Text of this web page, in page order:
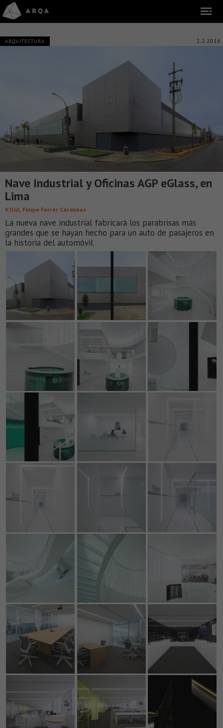
ARQUITECTURA 2.2.2016
Nave Industrial y Oficinas AGP eGlass, en
Lima
V.Oid, Felipe Ferrer Cárdenas
La nueva nave industrial fabricará los parabrisas más
grandes que se hayan hecho para un auto de pasajeros en
la historia del automóvil.